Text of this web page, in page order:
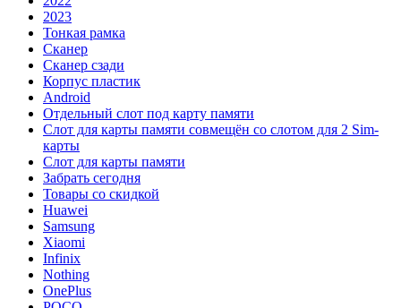
2023
Тонкая рамка
Сканер
Сканер сзади
Корпус пластик
Android
Отдельный слот под карту памяти
Слот для карты памяти совмещён со слотом для 2 Sim-
карты
Слот для карты памяти
Забрать сегодня
Товары со скидкой
Huawei
Samsung
Xiaomi
Infinix
Nothing
OnePlus